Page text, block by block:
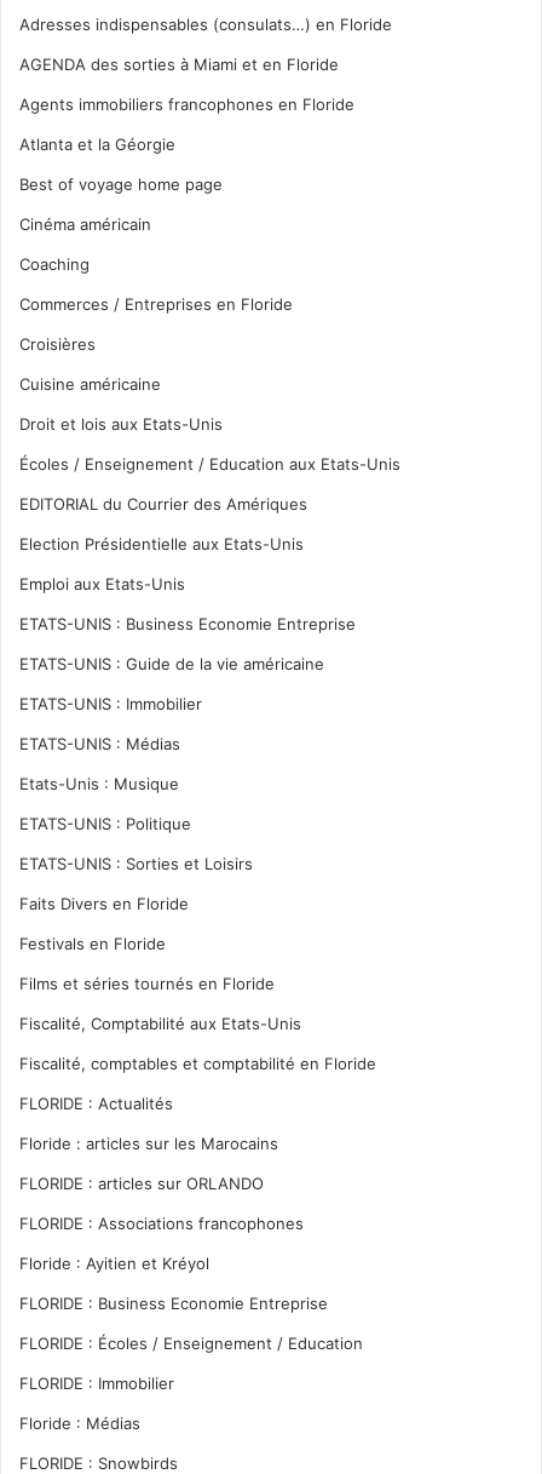
Adresses indispensables (consulats…) en Floride
AGENDA des sorties à Miami et en Floride
Agents immobiliers francophones en Floride
Atlanta et la Géorgie
Best of voyage home page
Cinéma américain
Coaching
Commerces / Entreprises en Floride
Croisières
Cuisine américaine
Droit et lois aux Etats-Unis
Écoles / Enseignement / Education aux Etats-Unis
EDITORIAL du Courrier des Amériques
Election Présidentielle aux Etats-Unis
Emploi aux Etats-Unis
ETATS-UNIS : Business Economie Entreprise
ETATS-UNIS : Guide de la vie américaine
ETATS-UNIS : Immobilier
ETATS-UNIS : Médias
Etats-Unis : Musique
ETATS-UNIS : Politique
ETATS-UNIS : Sorties et Loisirs
Faits Divers en Floride
Festivals en Floride
Films et séries tournés en Floride
Fiscalité, Comptabilité aux Etats-Unis
Fiscalité, comptables et comptabilité en Floride
FLORIDE : Actualités
Floride : articles sur les Marocains
FLORIDE : articles sur ORLANDO
FLORIDE : Associations francophones
Floride : Ayitien et Kréyol
FLORIDE : Business Economie Entreprise
FLORIDE : Écoles / Enseignement / Education
FLORIDE : Immobilier
Floride : Médias
FLORIDE : Snowbirds